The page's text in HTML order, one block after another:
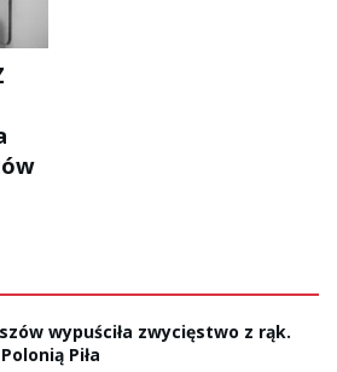
wypuściła zwycięstwo z rąk.
Piła